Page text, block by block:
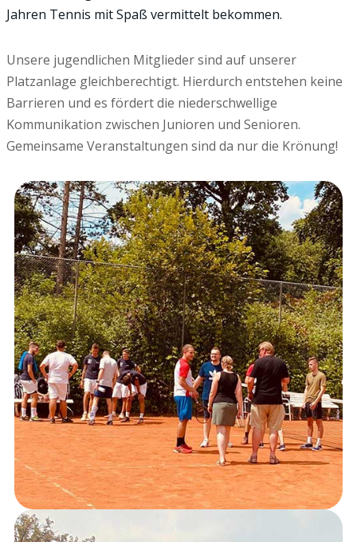
Jahren Tennis mit Spaß vermittelt bekommen.
Unsere jugendlichen Mitglieder sind auf unserer
Platzanlage gleichberechtigt. Hierdurch entstehen keine
Barrieren und es fördert die niederschwellige
Kommunikation zwischen Junioren und Senioren.
Gemeinsame Veranstaltungen sind da nur die Krönung!